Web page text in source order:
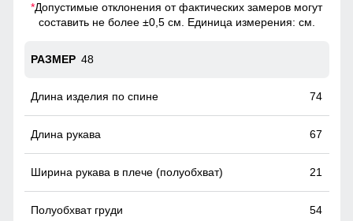
Куртка - идеальный выбор для тех, кто хочет выглядеть
стильно и чувствовать себя комфортно в любую погоду
Вместительные карманы
*Допустимые отклонения от фактических замеров могут
составить не более ±0,5 см. Единица измерения: см.
48
74
67
21
54